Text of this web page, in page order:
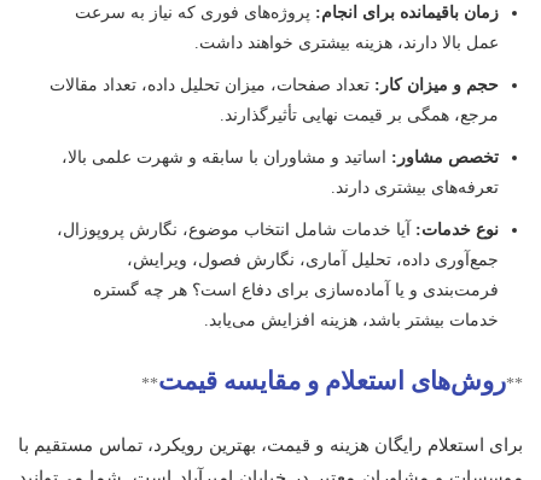
زمان باقیمانده برای انجام: پروژه‌های فوری که نیاز به سرعت
عمل بالا دارند، هزینه بیشتری خواهند داشت.
حجم و میزان کار: تعداد صفحات، میزان تحلیل داده، تعداد مقالات
مرجع، همگی بر قیمت نهایی تأثیرگذارند.
تخصص مشاور: اساتید و مشاوران با سابقه و شهرت علمی بالا،
تعرفه‌های بیشتری دارند.
نوع خدمات: آیا خدمات شامل انتخاب موضوع، نگارش پروپوزال،
جمع‌آوری داده، تحلیل آماری، نگارش فصول، ویرایش،
فرمت‌بندی و یا آماده‌سازی برای دفاع است؟ هر چه گستره
خدمات بیشتر باشد، هزینه افزایش می‌یابد.
**روش‌های استعلام و مقایسه قیمت**
برای استعلام رایگان هزینه و قیمت، بهترین رویکرد، تماس مستقیم با